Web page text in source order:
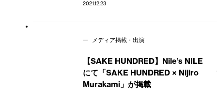
2021.12.23
メディア掲載・出演
【SAKE HUNDRED】Nile’s NILE
にて「SAKE HUNDRED × Nijiro
Murakami」が掲載